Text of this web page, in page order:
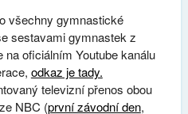
všechny gymnastické
sestavami gymnastek z
na oficiálním Youtube kanálu
odkaz je tady.
televizní přenos obou
NBC (první závodní den,